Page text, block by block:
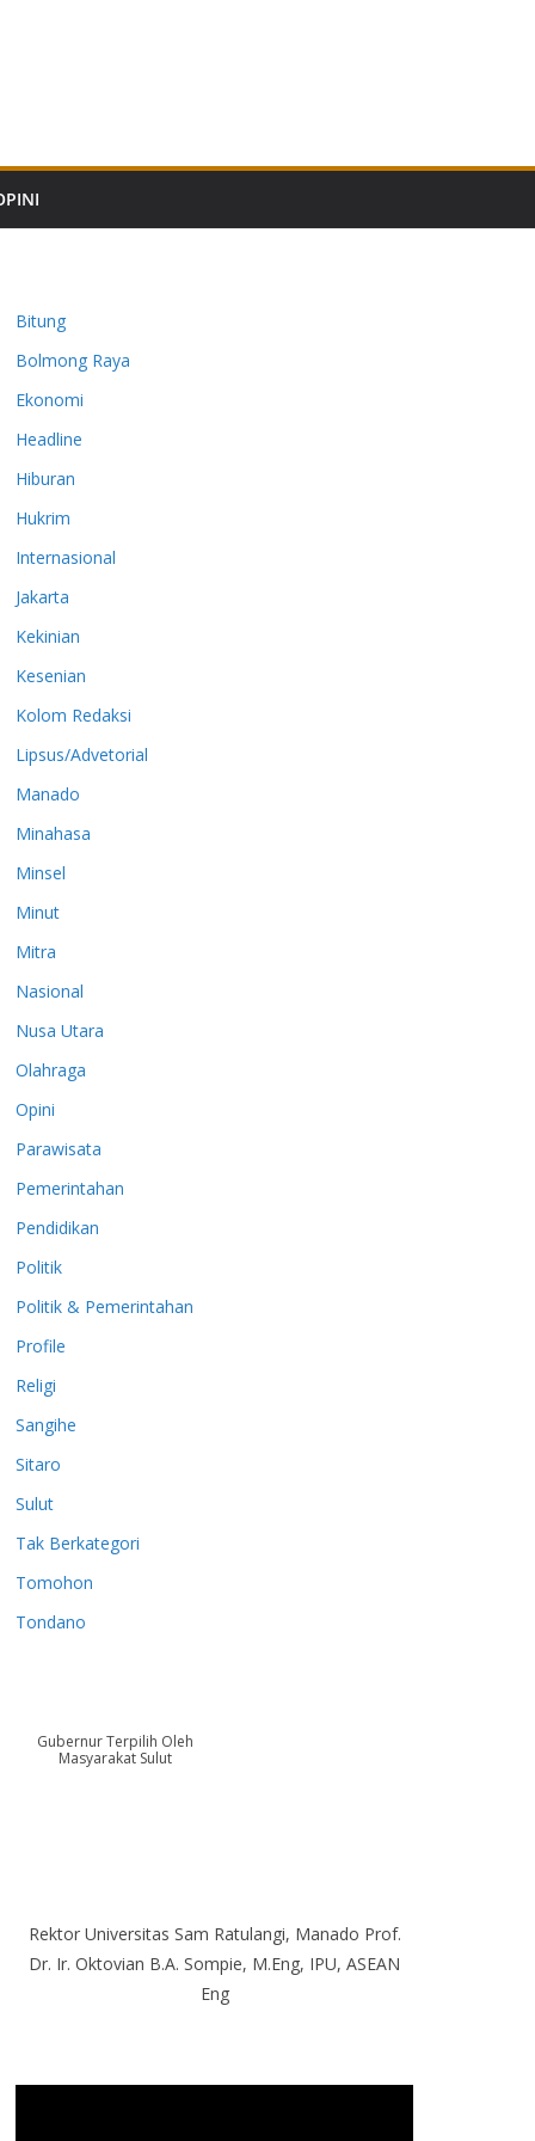
Bitung
Bolmong Raya
Ekonomi
Headline
Hiburan
Hukrim
Internasional
Jakarta
Kekinian
Kesenian
Kolom Redaksi
Lipsus/Advetorial
Manado
Minahasa
Minsel
Minut
Mitra
Nasional
Nusa Utara
Olahraga
Opini
Parawisata
Pemerintahan
Pendidikan
Politik
Politik & Pemerintahan
Profile
Religi
Sangihe
Sitaro
Sulut
Tak Berkategori
Tomohon
Tondano
Gubernur Terpilih Oleh
Masyarakat Sulut
Rektor Universitas Sam Ratulangi, Manado Prof.
Dr. Ir. Oktovian B.A. Sompie, M.Eng, IPU, ASEAN
Eng